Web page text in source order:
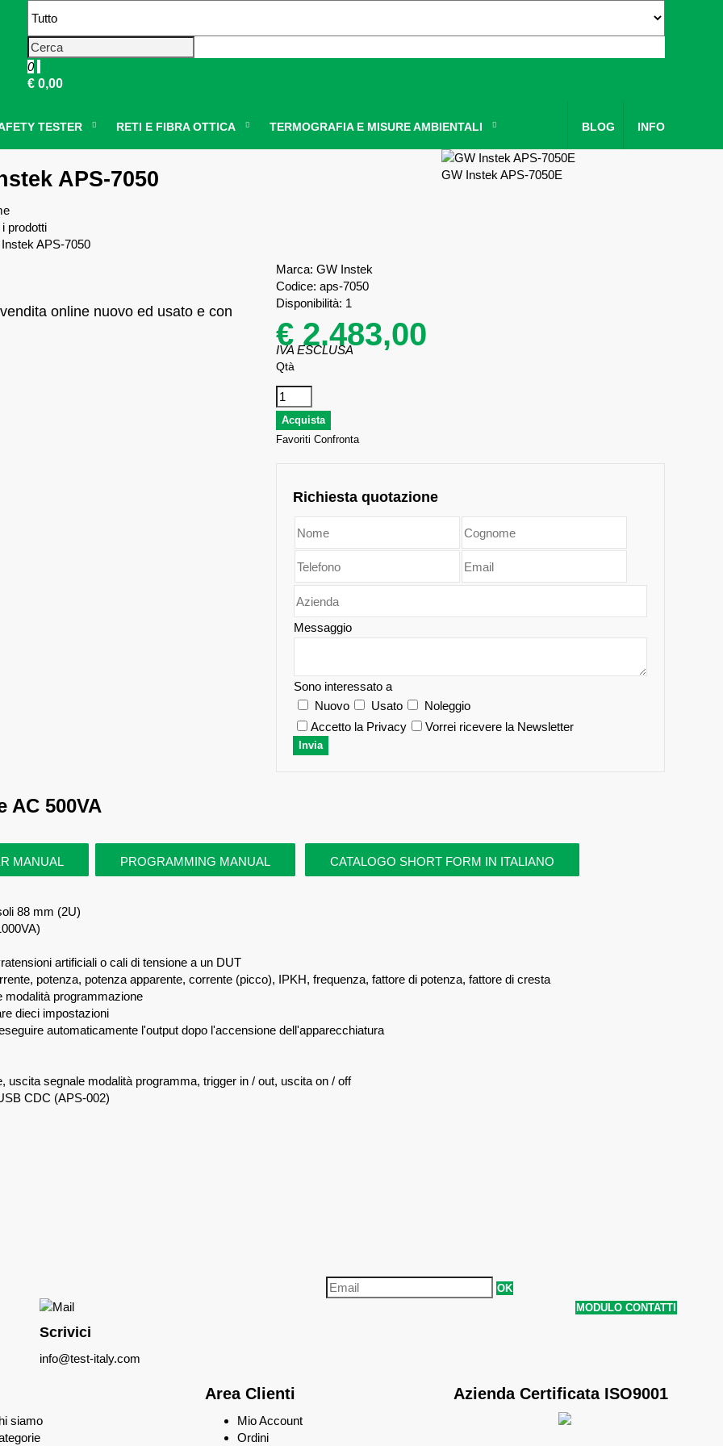
0
€ 0,00
TESTER RETI E FIBRA OTTICA TERMOGRAFIA E MISURE AMBIENTALI INFO
BLOG
APS-7050
i prodotti
APS-7050
GW Instek APS-7050E
online nuovo ed usato e con
Marca: GW Instek
Codice: aps-7050
Disponibilità: 1
€ 2.483,00
IVA ESCLUSA
Qtà
Favoriti Confronta
Richiesta quotazione
Messaggio
Sono interessato a
Nuovo
Usato
Noleggio
Accetto la Privacy
Vorrei ricevere la Newsletter
AC 500VA
MANUAL PROGRAMMING MANUAL CATALOGO SHORT FORM IN ITALIANO
88 mm (2U)
artificiali o cali di tensione a un DUT
potenza, potenza apparente, corrente (picco), IPKH, frequenza, fattore di potenza, fattore di cresta
modalità programmazione
dieci impostazioni
automaticamente l'output dopo l'accensione dell'apparecchiatura
segnale modalità programma, trigger in / out, uscita on / off
CDC (APS-002)
OK
Scrivici
info@test-italy.com
MODULO CONTATTI
siamo
Area Clienti
Mio Account
Ordini
Azienda Certificata ISO9001